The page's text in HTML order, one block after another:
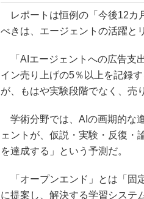
レポートは恒例の「今後12カ
べきは、エージェントの活躍と
「AIエージェントへの広告支
イン売り上げの5％以上を記録
が、もはや実験段階でなく、売
学術分野では、AIの画期的な
ェントが、仮説・実験・反復・
を達成する」という予測だ。
「オープンエンド」とは「固
に提案し、解決する学習システ